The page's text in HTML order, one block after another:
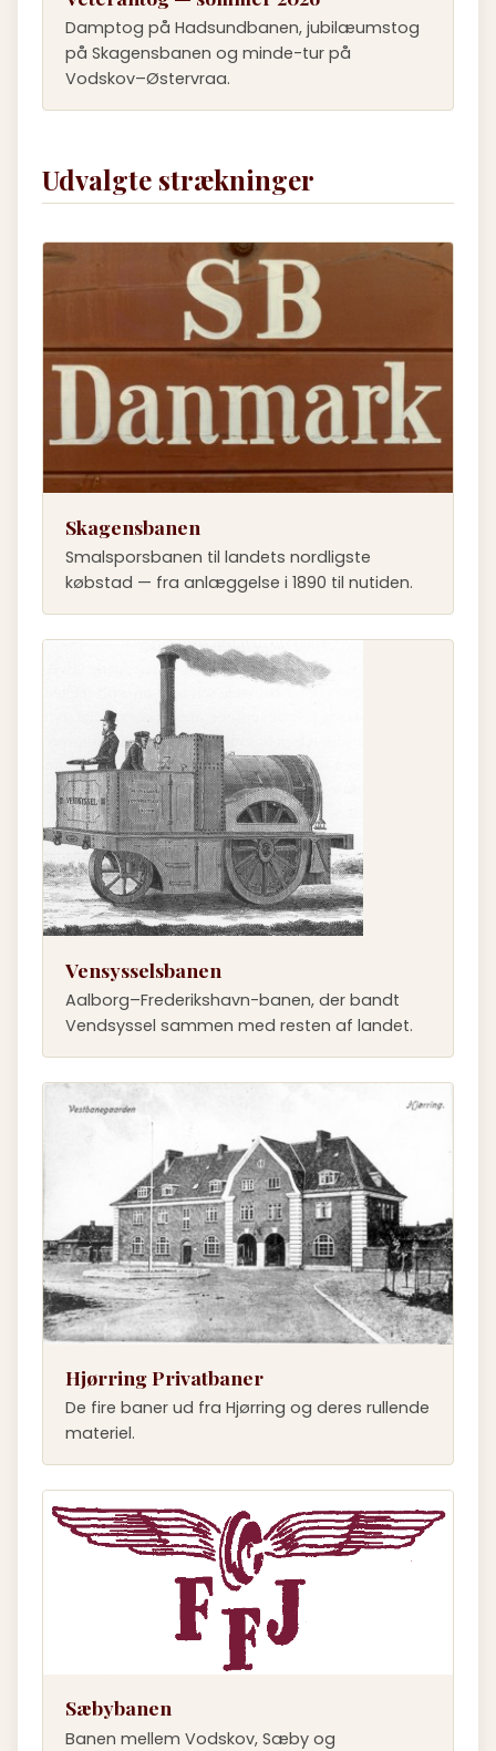
Damptog på Hadsundbanen, jubilæumstog
på Skagensbanen og minde-tur på
Vodskov–Østervraa.
Udvalgte strækninger
Skagensbanen
Smalsporsbanen til landets nordligste
købstad — fra anlæggelse i 1890 til nutiden.
Vensysselsbanen
Aalborg–Frederikshavn-banen, der bandt
Vendsyssel sammen med resten af landet.
Hjørring Privatbaner
De fire baner ud fra Hjørring og deres rullende
materiel.
Sæbybanen
Banen mellem Vodskov, Sæby og